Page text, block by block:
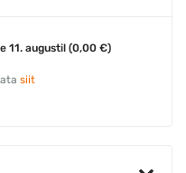
11. augustil (0,00 €)
siit